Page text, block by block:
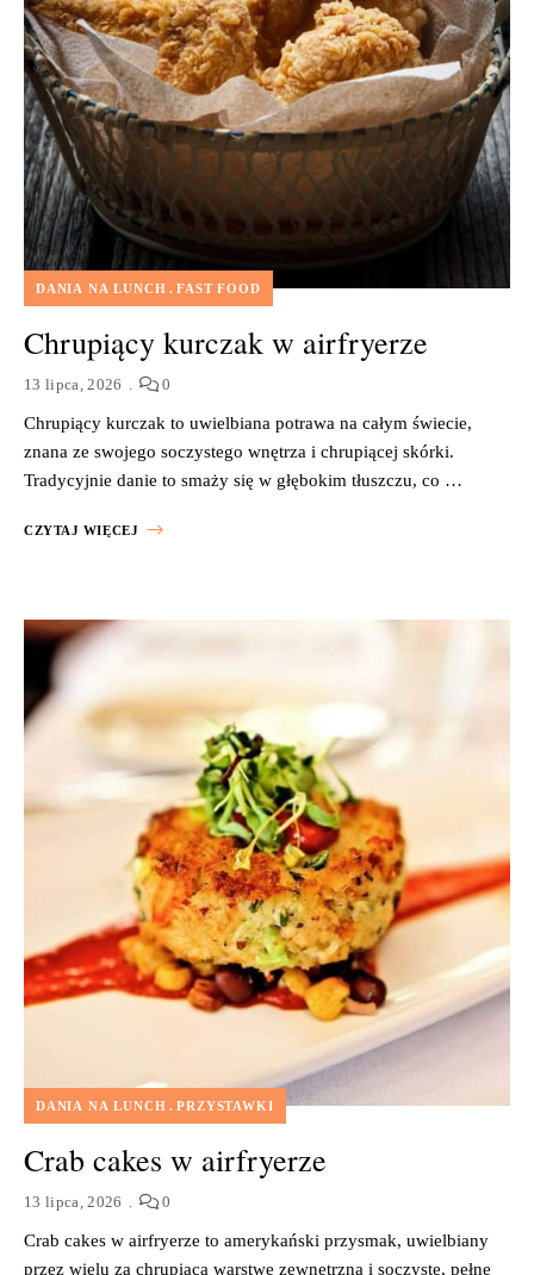
DANIA NA LUNCH FAST FOOD
Chrupiący kurczak w airfryerze
13 lipca, 2026 0
Chrupiący kurczak to uwielbiana potrawa na całym świecie,
znana ze swojego soczystego wnętrza i chrupiącej skórki.
Tradycyjnie danie to smaży się w głębokim tłuszczu, co …
CZYTAJ WIĘCEJ
DANIA NA LUNCH PRZYSTAWKI
Crab cakes w airfryerze
13 lipca, 2026 0
Crab cakes w airfryerze to amerykański przysmak, uwielbiany
przez wielu za chrupiącą warstwę zewnętrzną i soczyste, pełne